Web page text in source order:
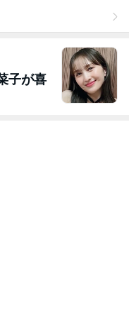
子が喜